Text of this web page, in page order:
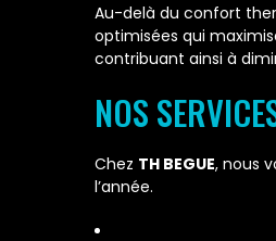
Au-delà du confort
optimisées qui
contribuant ainsi à
NOS
Chez TH BEGUE, nous
l’année.